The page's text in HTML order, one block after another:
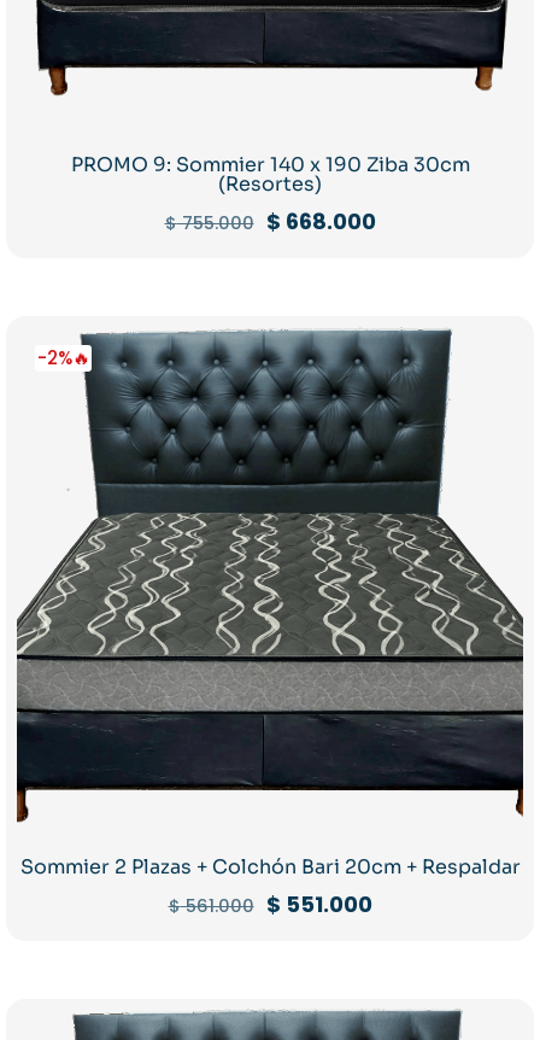
PROMO 9: Sommier 140 x 190 Ziba 30cm
(Resortes)
$755.000 El
$ 755.000.
$ 668.000El
$ 668.000.
-2%🔥
Sommier 2 Plazas + Colchón Bari 20cm + Respaldar
$561.000 El
$ 561.000.
$ 551.000El
$ 551.000.